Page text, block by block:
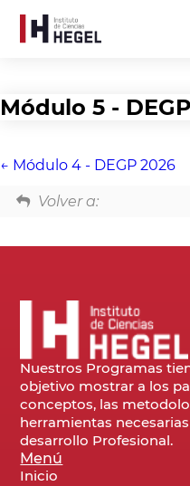
Módulo 5 -
Módulo 4 - DEGP 2026
Volver a:
Nuestros Programas
objetivo mostrar a los
conceptos, las
herramientas
desarrollo Profesional.
Menú
Inicio